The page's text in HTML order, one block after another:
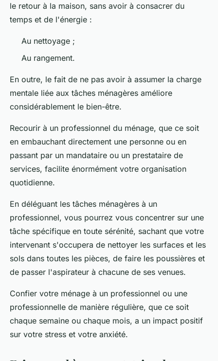
le retour à la maison, sans avoir à consacrer du
temps et de l'énergie :
Au nettoyage ;
Au rangement.
En outre, le fait de ne pas avoir à assumer la charge
mentale liée aux tâches ménagères améliore
considérablement le bien-être.
Recourir à un professionnel du ménage, que ce soit
en embauchant directement une personne ou en
passant par un mandataire ou un prestataire de
services, facilite énormément votre organisation
quotidienne.
En déléguant les tâches ménagères à un
professionnel, vous pourrez vous concentrer sur une
tâche spécifique en toute sérénité, sachant que votre
intervenant s'occupera de nettoyer les surfaces et les
sols dans toutes les pièces, de faire les poussières et
de passer l'aspirateur à chacune de ses venues.
Confier votre ménage à un professionnel ou une
professionnelle de manière régulière, que ce soit
chaque semaine ou chaque mois, a un impact positif
sur votre stress et votre anxiété.